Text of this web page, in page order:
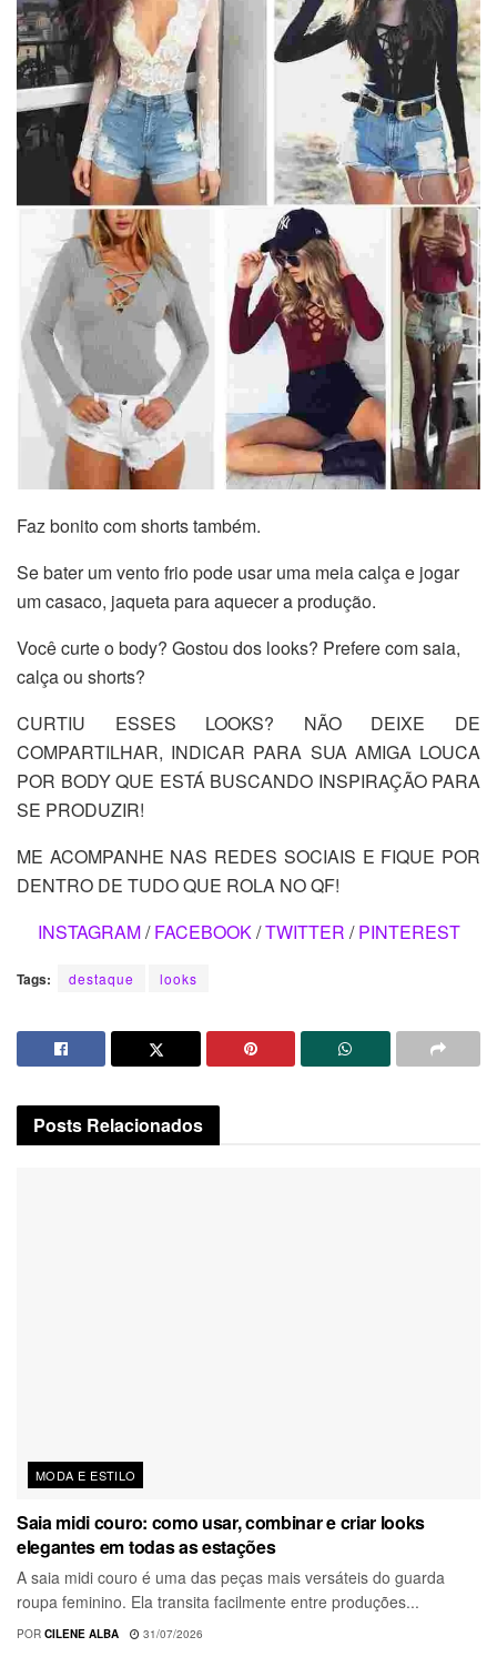
Faz bonito com shorts também.
Se bater um vento frio pode usar uma meia calça e jogar
um casaco, jaqueta para aquecer a produção.
Você curte o body? Gostou dos looks? Prefere com saia,
calça ou shorts?
CURTIU ESSES LOOKS? NÃO DEIXE DE
COMPARTILHAR, INDICAR PARA SUA AMIGA LOUCA
POR BODY QUE ESTÁ BUSCANDO INSPIRAÇÃO PARA
SE PRODUZIR!
ME ACOMPANHE NAS REDES SOCIAIS E FIQUE POR
DENTRO DE TUDO QUE ROLA NO QF!
INSTAGRAM/FACEBOOK/TWITTER /PINTEREST
Tags: destaque looks
Posts Relacionados
MODA E ESTILO
Saia midi couro: como usar, combinar e criar looks
elegantes em todas as estações
A saia midi couro é uma das peças mais versáteis do guarda
roupa feminino. Ela transita facilmente entre produções...
POR CILENE ALBA 31/07/2026